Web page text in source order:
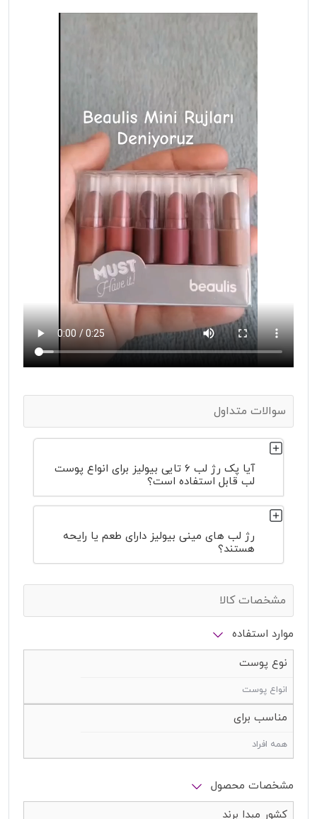
سوالات متداول
آیا پک رژ لب 6 تایی بیولیز برای انواع پوست
لب قابل استفاده است؟
رژ لب های مینی بیولیز دارای طعم یا رایحه
هستند؟
مشخصات کالا
موارد استفاده
نوع پوست
انواع پوست
مناسب برای
همه افراد
مشخصات محصول
کشور مبدا برند